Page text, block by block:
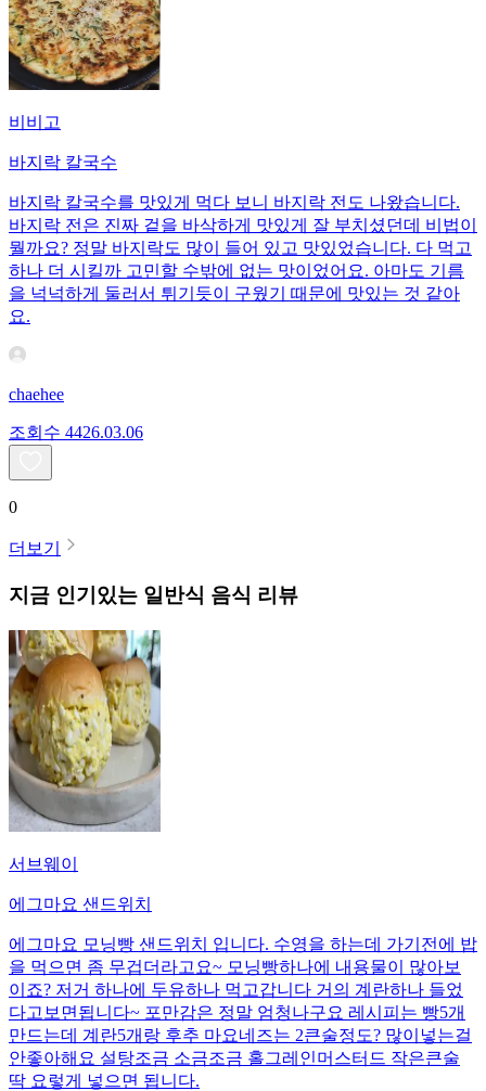
비비고
바지락 칼국수
바지락 칼국수를 맛있게 먹다 보니 바지락 전도 나왔습니다.
바지락 전은 진짜 겉을 바삭하게 맛있게 잘 부치셨던데 비법이
뭘까요? 정말 바지락도 많이 들어 있고 맛있었습니다. 다 먹고
하나 더 시킬까 고민할 수밖에 없는 맛이었어요. 아마도 기름
을 넉넉하게 둘러서 튀기듯이 구웠기 때문에 맛있는 것 같아
요.
chaehee
조회수 4426.03.06
0
더보기
지금 인기있는 일반식 음식 리뷰
서브웨이
에그마요 샌드위치
에그마요 모닝빵 샌드위치 입니다. 수영을 하는데 가기전에 밥
을 먹으면 좀 무겁더라고요~ 모닝빵하나에 내용물이 많아보
이죠? 저거 하나에 두유하나 먹고갑니다 거의 계란하나 들었
다고보면됩니다~ 포만감은 정말 엄청나구요 레시피는 빵5개
만드는데 계란5개랑 후추 마요네즈는 2큰술정도? 많이넣는걸
안좋아해요 설탕조금 소금조금 홀그레인머스터드 작은큰술
딱 요렇게 넣으면 됩니다.